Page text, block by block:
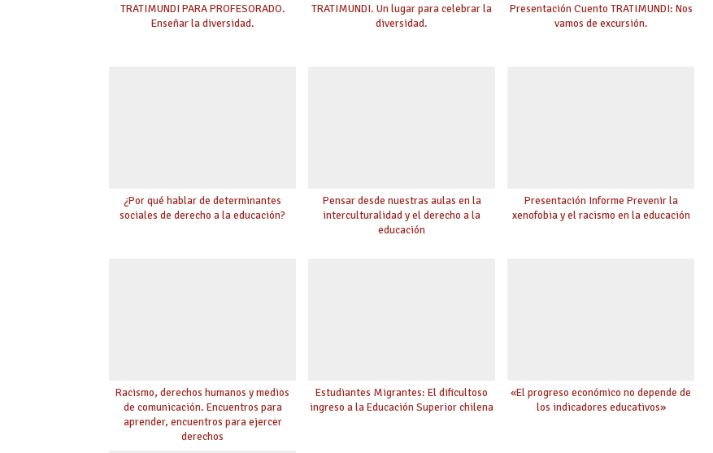
TRATIMUNDI PARA PROFESORADO.
Enseñar la diversidad.
TRATIMUNDI. Un lugar para celebrar la
diversidad.
Presentación Cuento TRATIMUNDI: Nos
vamos de excursión.
¿Por qué hablar de determinantes
sociales de derecho a la educación?
Pensar desde nuestras aulas en la
interculturalidad y el derecho a la
educación
Presentación Informe Prevenir la
xenofobia y el racismo en la educación
Racismo, derechos humanos y medios
de comunicación. Encuentros para
aprender, encuentros para ejercer
derechos
Estudiantes Migrantes: El dificultoso
ingreso a la Educación Superior chilena
«El progreso económico no depende de
los indicadores educativos»